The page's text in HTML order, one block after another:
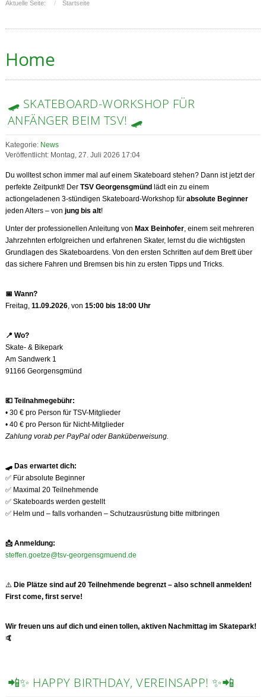
Aktuelle Seite: Startseite
Home
🛹 SKATEBOARD-WORKSHOP FÜR
ANFÄNGER BEIM TSV! 🛹
Kategorie: News
Veröffentlicht: Montag, 27. Juli 2026 17:04
Du wolltest schon immer mal auf einem Skateboard stehen? Dann ist jetzt der
perfekte Zeitpunkt! Der TSV Georgensgmündlädt ein zu einem
actiongeladenen 3-stündigen Skateboard-Workshop für absolute Beginner
jeden Alters – von jung bis alt!
Unter der professionellen Anleitung von Max Beinhofer, einem seit mehreren
Jahrzehnten erfolgreichen und erfahrenen Skater, lernst du die wichtigsten
Grundlagen des Skateboardens. Von den ersten Schritten auf dem Brett über
das sichere Fahren und Bremsen bis hin zu ersten Tipps und Tricks.
📅 Wann?
Freitag, 11.09.2026, von 15:00 bis 18:00 Uhr
📍 Wo?
Skate- & Bikepark
Am Sandwerk 1
91166 Georgensgmünd
💶Teilnahmegebühr:
• 30 € pro Person für TSV-Mitglieder
• 40 € pro Person für Nicht-Mitglieder
Zahlung vorab per PayPal oder Banküberweisung.
🛹Das erwartet dich:
✅Für absolute Beginner
✅Maximal 20 Teilnehmende
✅Skateboards werden gestellt
✅Helm und – falls vorhanden – Schutzausrüstung bitte mitbringen
📩Anmeldung:
steffen.goetze@tsv-georgensgmuend.de
⚠️ Die Plätze sind auf 20 Teilnehmende begrenzt – also schnell anmelden!
First come, first serve!
Wir freuen uns auf dich und einen tollen, aktiven Nachmittag im Skatepark!
🤙
📲✨ HAPPY BIRTHDAY, VEREINSAPP! ✨📲